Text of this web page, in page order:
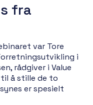
fra
var Tore
i
rådgiver i Value
å stille de to
er spesielt